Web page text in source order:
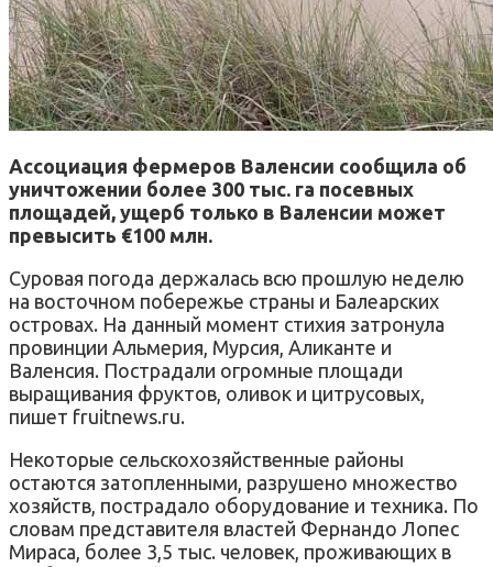
Ассоциация фермеров Валенсии сообщила об
уничтожении более 300 тыс. га посевных
площадей, ущерб только в Валенсии может
превысить €100 млн.
Суровая погода держалась всю прошлую неделю
на восточном побережье страны и Балеарских
островах. На данный момент стихия затронула
провинции Альмерия, Мурсия, Аликанте и
Валенсия. Пострадали огромные площади
выращивания фруктов, оливок и цитрусовых,
пишет fruitnews.ru.
Некоторые сельскохозяйственные районы
остаются затопленными, разрушено множество
хозяйств, пострадало оборудование и техника. По
словам представителя властей Фернандо Лопес
Мираса, более 3,5 тыс. человек, проживающих в